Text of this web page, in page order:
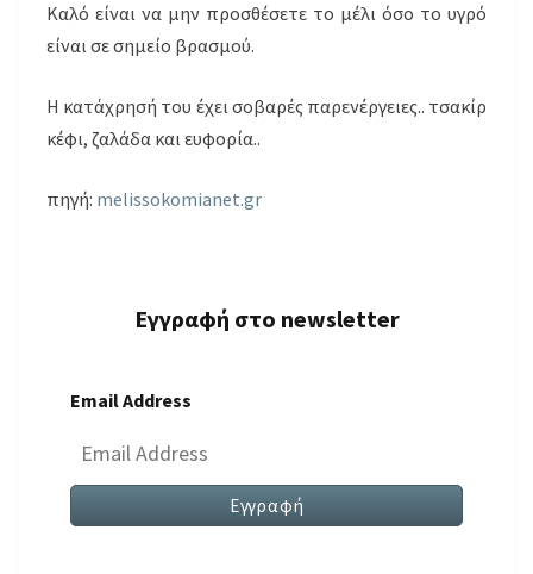
Καλό είναι να μην προσθέσετε το μέλι όσο το υγρό
είναι σε σημείο βρασμού.
Η κατάχρησή του έχει σοβαρές παρενέργειες.. τσακίρ
κέφι, ζαλάδα και ευφορία..
πηγή: melissokomianet.gr
Εγγραφή στο newsletter
Email Address